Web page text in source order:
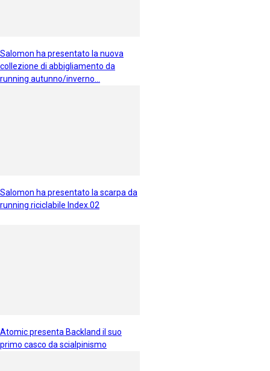
Salomon ha presentato la nuova
collezione di abbigliamento da
running autunno/inverno...
Salomon ha presentato la scarpa da
running riciclabile Index.02
Atomic presenta Backland il suo
primo casco da scialpinismo